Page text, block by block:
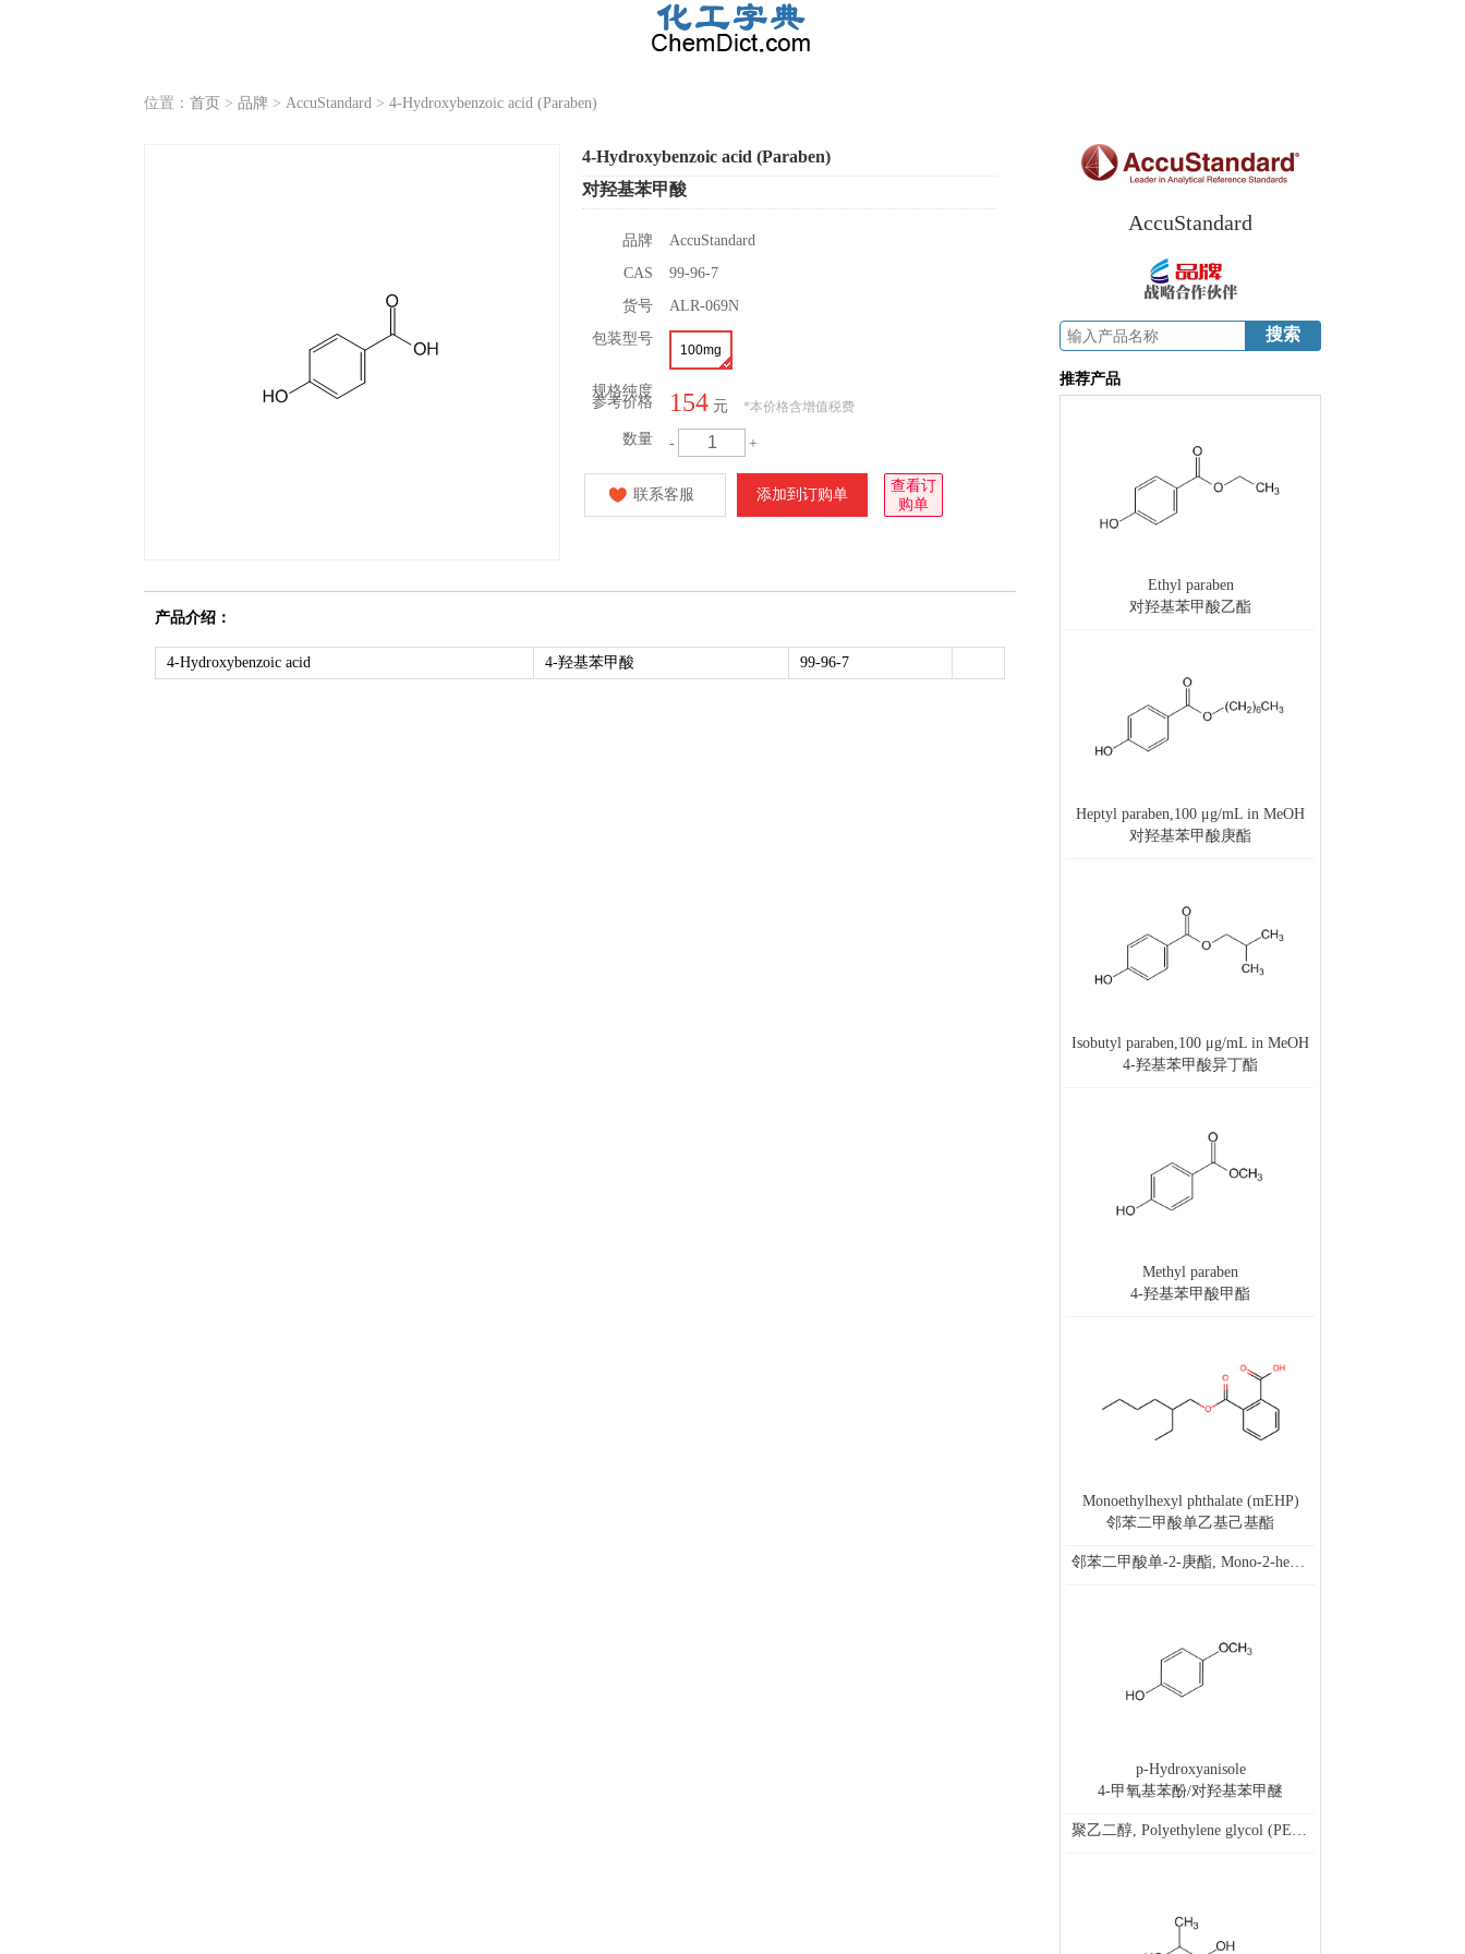
位置： 首页 > 品牌 > AccuStandard > 4-Hydroxybenzoic acid (Paraben)
4-Hydroxybenzoic acid (Paraben)
对羟基苯甲酸
品牌
AccuStandard
CAS
99-96-7
货号
ALR-069N
包装型号
100mg
规格纯度
参考价格 154 元 *本价格含增值税费
数量 - +
联系客服 添加到订购单
查看订
购单
产品介绍：
4-Hydroxybenzoic acid 4-羟基苯甲酸 99-96-7
AccuStandard
推荐产品
Ethyl paraben
对羟基苯甲酸乙酯
Heptyl paraben,100 μg/mL in MeOH
对羟基苯甲酸庚酯
Isobutyl paraben,100 μg/mL in MeOH
4-羟基苯甲酸异丁酯
Methyl paraben
4-羟基苯甲酸甲酯
Monoethylhexyl phthalate (mEHP)
邻苯二甲酸单乙基己基酯
p-Hydroxyanisole
4-甲氧基苯酚/对羟基苯甲醚